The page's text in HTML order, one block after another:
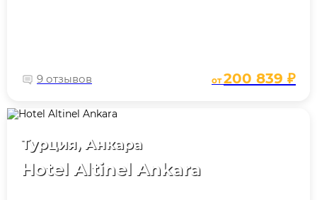
9 отзывов от200 839 ₽
Турция, Анкара
Hotel Altinel Ankara